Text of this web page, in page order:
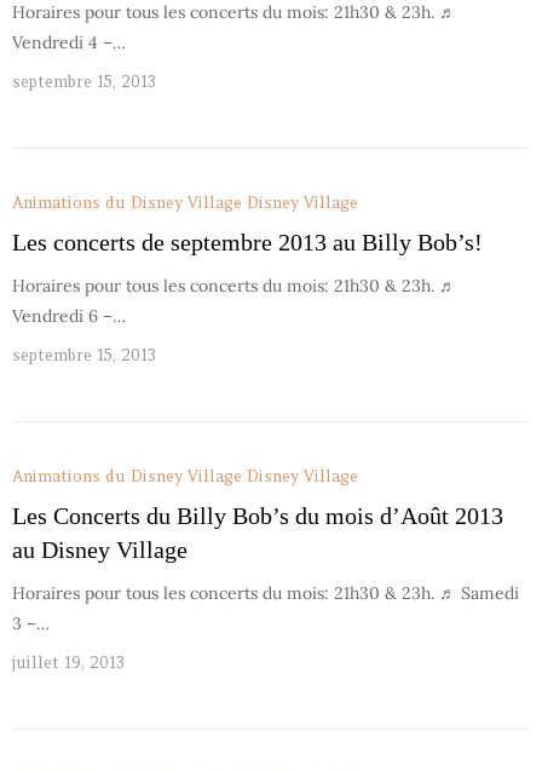
Horaires pour tous les concerts du mois: 21h30 & 23h. ♬
Vendredi 4 –…
septembre 15, 2013
Animations du Disney Village Disney Village
Les concerts de septembre 2013 au Billy Bob’s!
Horaires pour tous les concerts du mois: 21h30 & 23h. ♬
Vendredi 6 –…
septembre 15, 2013
Animations du Disney Village Disney Village
Les Concerts du Billy Bob’s du mois d’Août 2013
au Disney Village
Horaires pour tous les concerts du mois: 21h30 & 23h. ♬ Samedi
3 –…
juillet 19, 2013